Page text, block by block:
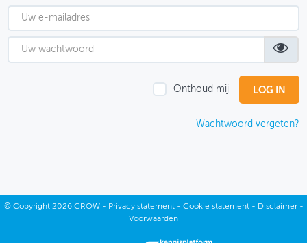
MIJN PROFIEL
GEBRUIKER
Onthoud mij
Wachtwoord vergeten?
© Copyright2026 CROW - Privacy statement- Cookie statement- Disclaimer-
Voorwaarden